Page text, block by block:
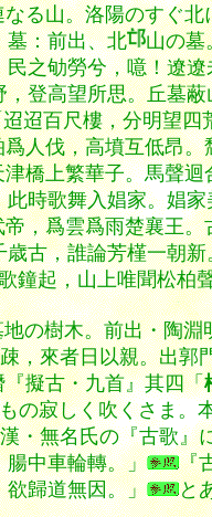
る山。洛陽のすぐ
：前出、北
山の墓
之劬勞兮，噫！遼
登高望所思。丘墓
迢百尺樓，分明望四
爲人伐，高墳互低昂
橋上繁華子。馬聲
時歌舞入娼家。娼
，爲雲爲雨楚襄王
古，誰論芳槿一朝
鐘起，山上唯聞松柏
の樹木。前出・陶淵
，來者日以親。出郭
『擬古・九首』其四「
の寂しく吹くさま
・無名氏の『古歌』
腸中車輪轉。」
『
欲歸道無因。」 と